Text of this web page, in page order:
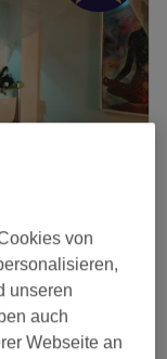
anzeigen
ab 65 €
von
unseren
auch
Webseite an